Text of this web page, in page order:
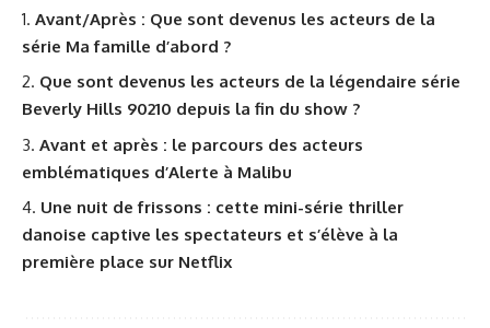
Avant/Après : Que sont devenus les acteurs de la
série Ma famille d’abord ?
Que sont devenus les acteurs de la légendaire série
Beverly Hills 90210 depuis la fin du show ?
Avant et après : le parcours des acteurs
emblématiques d’Alerte à Malibu
Une nuit de frissons : cette mini-série thriller
danoise captive les spectateurs et s’élève à la
première place sur Netflix